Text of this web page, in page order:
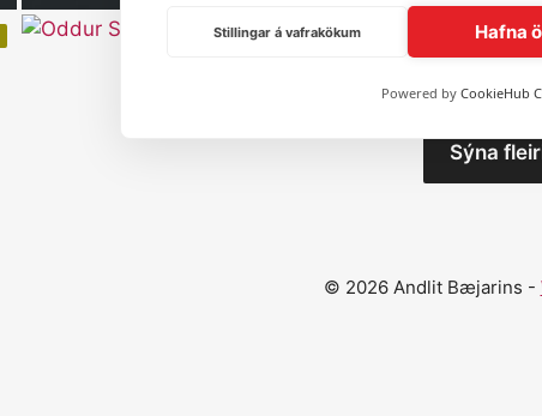
Sýna
© 2026 Andlit Bæjarins -
Stillingar á vafrakökum Hafna
Powered by CookieHub